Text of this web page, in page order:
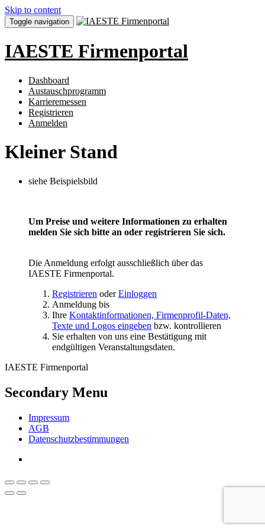
Skip to content
Toggle navigation
IAESTE Firmenportal
Dashboard
Austauschprogramm
Karrieremessen
Registrieren
Anmelden
Kleiner Stand
siehe Beispielsbild
Um Preise und weitere Informationen zu erhalten
melden Sie sich bitte an oder registrieren Sie sich.
Die Anmeldung erfolgt ausschließlich über das
IAESTE Firmenportal.
Registrieren oderEinloggen
Anmeldung bis
Ihre Kontaktinformationen, Firmenprofil-Daten,
Texte und Logos eingeben bzw. kontrollieren
Sie erhalten von uns eine Bestätigung mit
endgültigen Veranstaltungsdaten.
IAESTE Firmenportal
Secondary Menu
Impressum
AGB
Datenschutzbestimmungen